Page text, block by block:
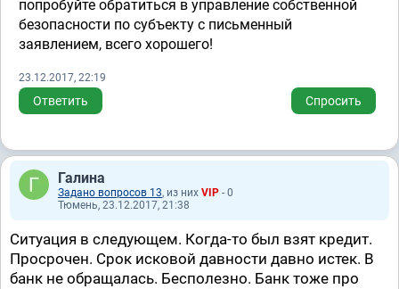
попробуйте обратиться в управление собственной
безопасности по субъекту с письменный
заявлением, всего хорошего!
23.12.2017, 22:19
Ответить Спросить
Галина
Задано вопросов 13, из них VIP - 0
Тюмень, 23.12.2017, 21:38
Ситуация в следующем. Когда-то был взят кредит.
Просрочен. Срок исковой давности давно истек. В
банк не обращалась. Бесполезно. Банк тоже про